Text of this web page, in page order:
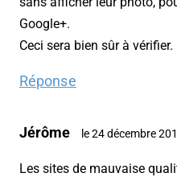
Google+.
Ceci sera bien sûr à vérifier.
Réponse
Jérôme le 24 décembre
Les sites de mauvaise